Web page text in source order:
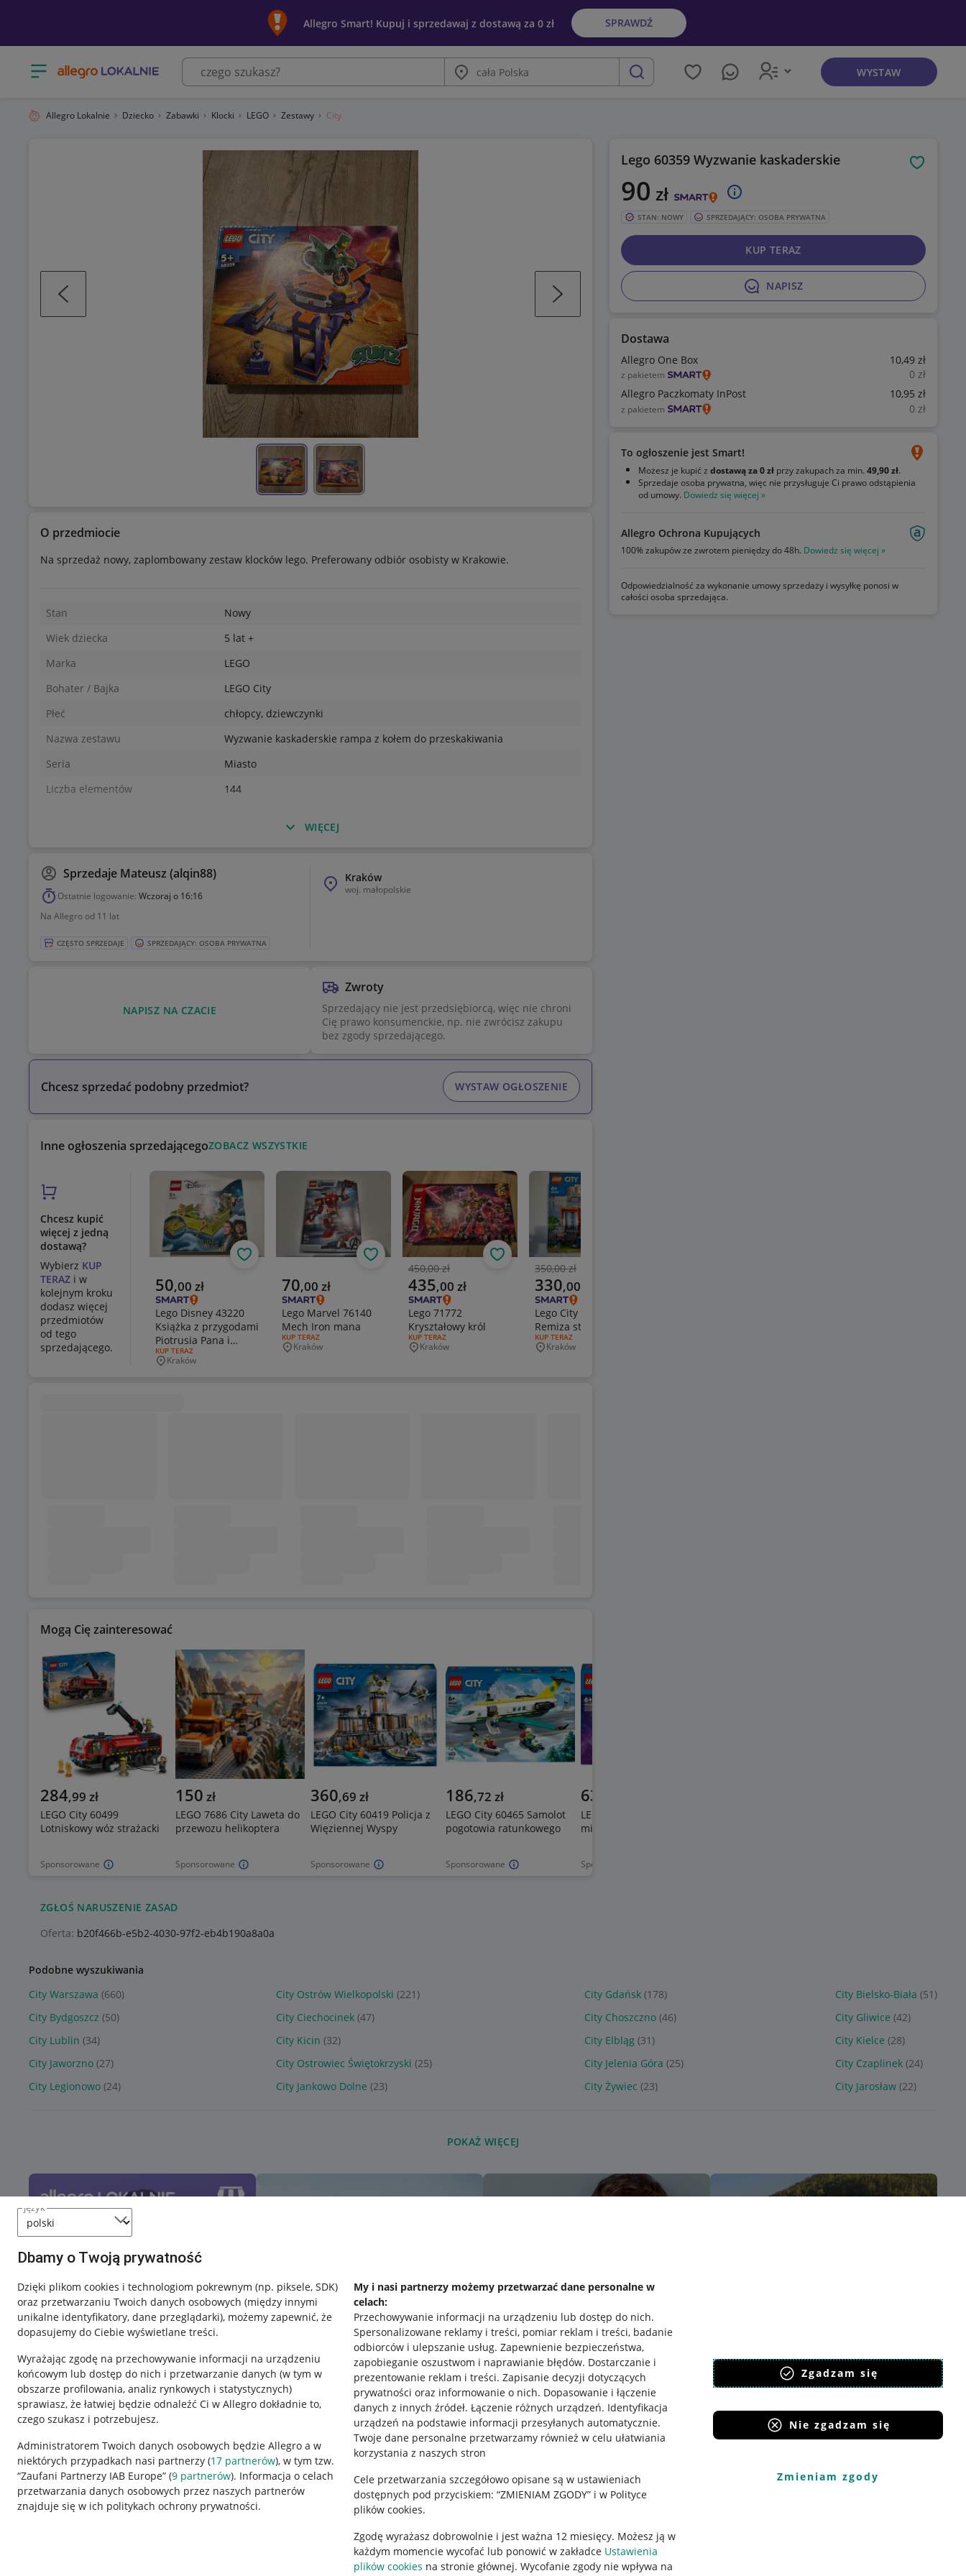
język
Dbamy o Twoją prywatność
Dzięki plikom cookies i technologiom pokrewnym (np. piksele, SDK)
oraz przetwarzaniu Twoich danych osobowych (między innymi
unikalne identyfikatory, dane przeglądarki), możemy zapewnić, że
dopasujemy do Ciebie wyświetlane treści.
Wyrażając zgodę na przechowywanie informacji na urządzeniu
końcowym lub dostęp do nich i przetwarzanie danych (w tym w
obszarze profilowania, analiz rynkowych i statystycznych)
sprawiasz, że łatwiej będzie odnaleźć Ci w Allegro dokładnie to,
czego szukasz i potrzebujesz.
Administratorem Twoich danych osobowych będzie Allegro a w
niektórych przypadkach nasi partnerzy (17 partnerów), w tym tzw.
“Zaufani Partnerzy IAB Europe” (9 partnerów). Informacja o celach
przetwarzania danych osobowych przez naszych partnerów
znajduje się w ich politykach ochrony prywatności.
My i nasi partnerzy możemy przetwarzać dane personalne w
celach:
Przechowywanie informacji na urządzeniu lub dostęp do nich.
Spersonalizowane reklamy i treści, pomiar reklam i treści, badanie
odbiorców i ulepszanie usług. Zapewnienie bezpieczeństwa,
zapobieganie oszustwom i naprawianie błędów. Dostarczanie i
prezentowanie reklam i treści. Zapisanie decyzji dotyczących
prywatności oraz informowanie o nich. Dopasowanie i łączenie
danych z innych źródeł. Łączenie różnych urządzeń. Identyfikacja
urządzeń na podstawie informacji przesyłanych automatycznie.
Twoje dane personalne przetwarzamy również w celu ułatwiania
korzystania z naszych stron
Cele przetwarzania szczegółowo opisane są w ustawieniach
dostępnych pod przyciskiem: “ZMIENIAM ZGODY” i w Polityce
plików cookies.
Zgodę wyrażasz dobrowolnie i jest ważna 12 miesięcy. Możesz ją w
każdym momencie wycofać lub ponowić w zakładce Ustawienia
plików cookies na stronie głównej. Wycofanie zgody nie wpływa na
Zgadzam się
Nie zgadzam się
Zmieniam zgody
Allegro Smart! Kupuj i sprzedawaj z dostawą za 0 zł SPRAWDŹ
Otwórz menu z kategoriami
Miasto
szukaj
WYSTAW
Lego 60359 Wyzwanie kaskaderskie Obserwuj
90 zł
STAN: NOWY SPRZEDAJĄCY: OSOBA PRYWATNA
NAPISZ
KUP TERAZ
Dostawa
Allegro One Box 10,49 zł
z pakietem 0 zł
Allegro Paczkomaty InPost
10,95 zł
z pakietem 0 zł
To ogłoszenie jest Smart!
Możesz je kupić z dostawą za 0 zł przy zakupach za min. 49,90 zł.
Sprzedaje osoba prywatna, więc nie przysługuje Ci prawo odstąpienia
od umowy. Dowiedz się więcej »
Allegro Ochrona Kupujących
100% zakupów ze zwrotem pieniędzy do 48h. Dowiedz się więcej »
Odpowiedzialność za wykonanie umowy sprzedaży i wysyłkę ponosi w
całości osoba sprzedająca.
O przedmiocie
Na sprzedaż nowy, zaplombowany zestaw klocków lego. Preferowany odbiór osobisty w Krakowie.
Stan
Nowy
Wiek dziecka
5 lat +
Marka
LEGO
Bohater / Bajka
LEGO City
Płeć
chłopcy, dziewczynki
Nazwa zestawu
Wyzwanie kaskaderskie rampa z kołem do przeskakiwania
Seria
Miasto
Liczba elementów
144
WIĘCEJ
Sprzedaje Mateusz (alqin88)
Ostatnie logowanie: Wczoraj o 16:16
Na Allegro od 11 lat
CZĘSTO SPRZEDAJE SPRZEDAJĄCY: OSOBA PRYWATNA
Kraków
woj. małopolskie
NAPISZ NA CZACIE
Zwroty
Sprzedający nie jest przedsiębiorcą, więc nie chroni
Cię prawo konsumenckie, np. nie zwrócisz zakupu
bez zgody sprzedającego.
Inne ogłoszenia sprzedającegoZOBACZ WSZYSTKIE
Chcesz kupić
więcej z jedną
dostawą?
Wybierz KUP
TERAZ i w
kolejnym kroku
dodasz więcej
przedmiotów
od tego
sprzedającego.
Aktualna cena
50,00 zł
Lego Disney 43220
Książka z przygodami
Piotrusia Pana i
Wendy
RODZAJ OFERTY:
KUP TERAZ
Miejscowość
Kraków
Obserwuj
Aktualna cena
70,00 zł
Lego Marvel 76140
Mech Iron mana
RODZAJ OFERTY:
KUP TERAZ
Miejscowość
Kraków
Obserwuj
Poprzednia cena
450,00 zł
Aktualna cena
435,00 zł
Lego 71772
Kryształowy król
RODZAJ OFERTY:
KUP TERAZ
Miejscowość
Kraków
Obserwuj
Poprzednia cena
350,00 zł
Aktualna cena
330,00
Lego City 60320
Remiza strażacka
RODZAJ OFERTY:
KUP TERAZ
Miejscowość
Kraków
Mogą Cię zainteresować
Sponsorowane
284,99 zł
LEGO City 60499
Lotniskowy wóz strażacki
Sponsorowane
150 zł
LEGO 7686 City Laweta do
przewozu helikoptera
Sponsorowane
360,69 zł
LEGO City 60419 Policja z
Więziennej Wyspy
Sponsorowane
186,72 zł
LEGO City 60465 Samolot
pogotowia ratunkowego
Sponsorowane
63
LEGO City 60430 Statek
międzygwiezdny
Allegro Lokalnie Dziecko Zabawki Klocki LEGO Zestawy City
Chcesz sprzedać podobny przedmiot? WYSTAW OGŁOSZENIE
ZGŁOŚ NARUSZENIE ZASAD
Oferta: b20f466b-e5b2-4030-97f2-eb4b190a8a0a
Podobne wyszukiwania
City Warszawa (660) City Ostrów Wielkopolski (221) City Gdańsk (178) City Bielsko-Biała (51)
City Bydgoszcz (50) City Ciechocinek (47) City Choszczno (46) City Gliwice (42)
City Lublin (34) City Kicin (32) City Elbląg (31) City Kielce (28)
City Jaworzno (27) City Ostrowiec Świętokrzyski (25) City Jelenia Góra (25) City Czaplinek (24)
City Legionowo (24) City Jankowo Dolne (23) City Żywiec (23) City Jarosław (22)
POKAŻ WIĘCEJ
Przydatne informacje
Jak to działa
Napisz do nas
Allegro Gadane dla sprzedających
Regulamin
Polityka plików "cookies"
Ustawienia plików "cookies"
Udostępnianie lokalizacji
Informacje dla Aktu o Usługach Cyfrowych
Pobierz aplikację